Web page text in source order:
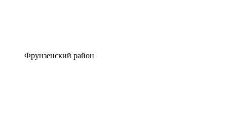
Фрунзенский район